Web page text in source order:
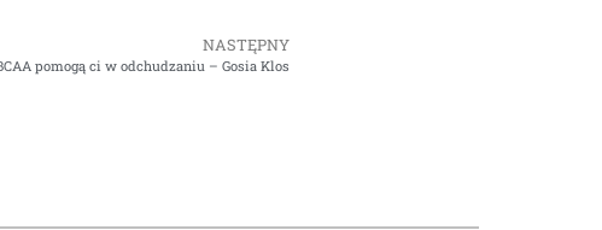
NASTĘPNY
pomogą ci w odchudzaniu – Gosia Klos